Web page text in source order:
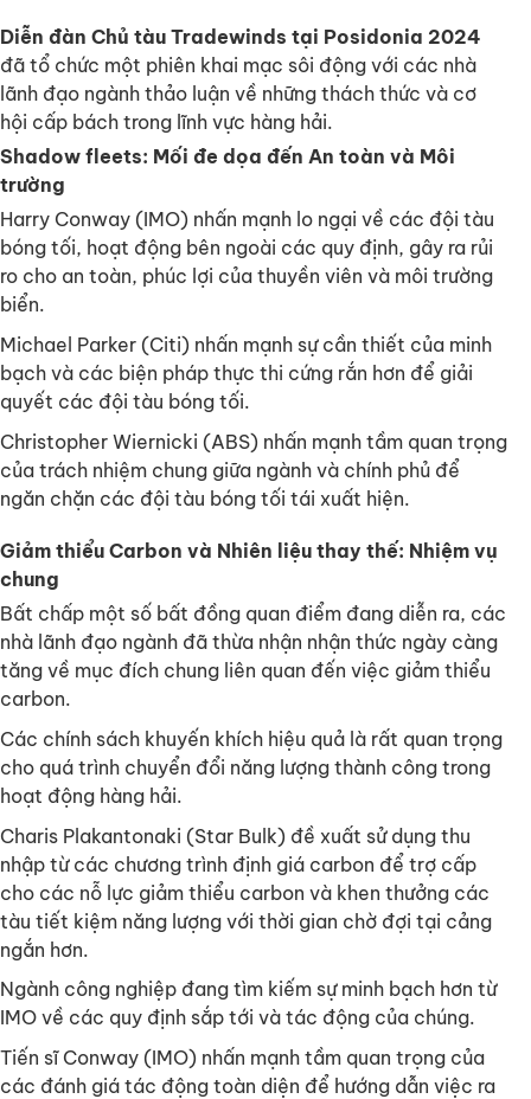
Diễn đàn Chủ tàu Tradewinds tại Posidonia 2024
đã tổ chức một phiên khai mạc sôi động với các nhà
lãnh đạo ngành thảo luận về những thách thức và cơ
hội cấp bách trong lĩnh vực hàng hải.
Shadow fleets: Mối đe dọa đến An toàn và Môi
trường
Harry Conway (IMO) nhấn mạnh lo ngại về các đội tàu
bóng tối, hoạt động bên ngoài các quy định, gây ra rủi
ro cho an toàn, phúc lợi của thuyền viên và môi trường
biển.
Michael Parker (Citi) nhấn mạnh sự cần thiết của minh
bạch và các biện pháp thực thi cứng rắn hơn để giải
quyết các đội tàu bóng tối.
Christopher Wiernicki (ABS) nhấn mạnh tầm quan trọng
của trách nhiệm chung giữa ngành và chính phủ để
ngăn chặn các đội tàu bóng tối tái xuất hiện.
Giảm thiểu Carbon và Nhiên liệu thay thế: Nhiệm vụ
chung
Bất chấp một số bất đồng quan điểm đang diễn ra, các
nhà lãnh đạo ngành đã thừa nhận nhận thức ngày càng
tăng về mục đích chung liên quan đến việc giảm thiểu
carbon.
Các chính sách khuyến khích hiệu quả là rất quan trọng
cho quá trình chuyển đổi năng lượng thành công trong
hoạt động hàng hải.
Charis Plakantonaki (Star Bulk) đề xuất sử dụng thu
nhập từ các chương trình định giá carbon để trợ cấp
cho các nỗ lực giảm thiểu carbon và khen thưởng các
tàu tiết kiệm năng lượng với thời gian chờ đợi tại cảng
ngắn hơn.
Ngành công nghiệp đang tìm kiếm sự minh bạch hơn từ
IMO về các quy định sắp tới và tác động của chúng.
Tiến sĩ Conway (IMO) nhấn mạnh tầm quan trọng của
các đánh giá tác động toàn diện để hướng dẫn việc ra